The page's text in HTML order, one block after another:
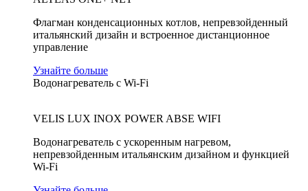
Флагман конденсационных котлов, непревзойденный
итальянский дизайн и встроенное дистанционное
управление
Узнайте больше
Водонагреватель с Wi-Fi
VELIS LUX INOX POWER ABSE WIFI
Водонагреватель с ускоренным нагревом,
непревзойденным итальянским дизайном и функцией
Wi-Fi